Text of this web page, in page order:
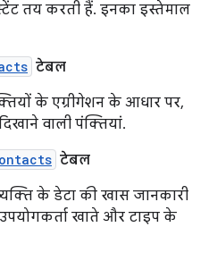
तय करती हैं. इनका इस्तेमाल
टेबल
के एग्रीगेशन के आधार पर,
वाली पंक्तियां.
टेबल
के डेटा की खास जानकारी
खाते और टाइप के